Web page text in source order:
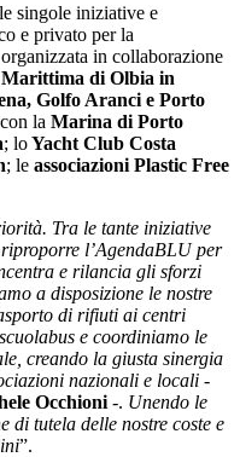
singole iniziative e
e privato per la
in collaborazione
di Olbia in
Golfo Aranci e Porto
con la Marina di Porto
; loYacht Club Costa
; le associazioni Plastic Free
Tra le tante iniziative
l’AgendaBLU per
e rilancia gli sforzi
a disposizione le nostre
di rifiuti ai centri
e coordiniamo le
creando la giusta sinergia
nazionali e locali -
Occhioni -. Unendo le
di tutela delle nostre coste e
”.